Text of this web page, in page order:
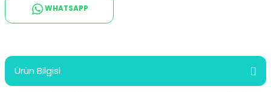
WHATSAPP
Ürün Bilgisi